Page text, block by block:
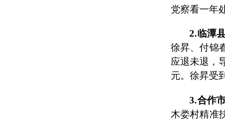
党察看一年
2.临潭
徐昇、付锦
应退未退，
元。徐昇受
3.合作
木娄村精准